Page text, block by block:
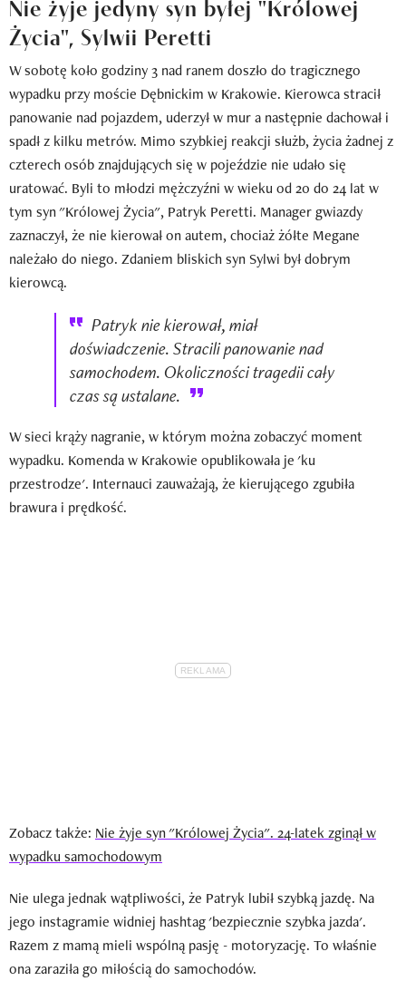
Życia", Sylwii Peretti
W sobotę koło godziny 3 nad ranem doszło do tragicznego
wypadku przy moście Dębnickim w Krakowie. Kierowca stracił
panowanie nad pojazdem, uderzył w mur a następnie dachował i
spadł z kilku metrów. Mimo szybkiej reakcji służb, życia żadnej z
czterech osób znajdujących się w pojeździe nie udało się
uratować. Byli to młodzi mężczyźni w wieku od 20 do 24 lat w
tym syn "Królowej Życia", Patryk Peretti. Manager gwiazdy
zaznaczył, że nie kierował on autem, chociaż żółte Megane
należało do niego. Zdaniem bliskich syn Sylwi był dobrym
kierowcą.
Patryk nie kierował, miał
doświadczenie. Stracili panowanie nad
samochodem. Okoliczności tragedii cały
czas są ustalane.
W sieci krąży nagranie, w którym można zobaczyć moment
wypadku. Komenda w Krakowie opublikowała je 'ku
przestrodze'. Internauci zauważają, że kierującego zgubiła
brawura i prędkość.
Zobacz także: Nie żyje syn "Królowej Życia". 24-latek zginął w
wypadku samochodowym
Nie ulega jednak wątpliwości, że Patryk lubił szybką jazdę. Na
jego instagramie widniej hashtag 'bezpiecznie szybka jazda'.
Razem z mamą mieli wspólną pasję - motoryzację. To właśnie
ona zaraziła go miłością do samochodów.